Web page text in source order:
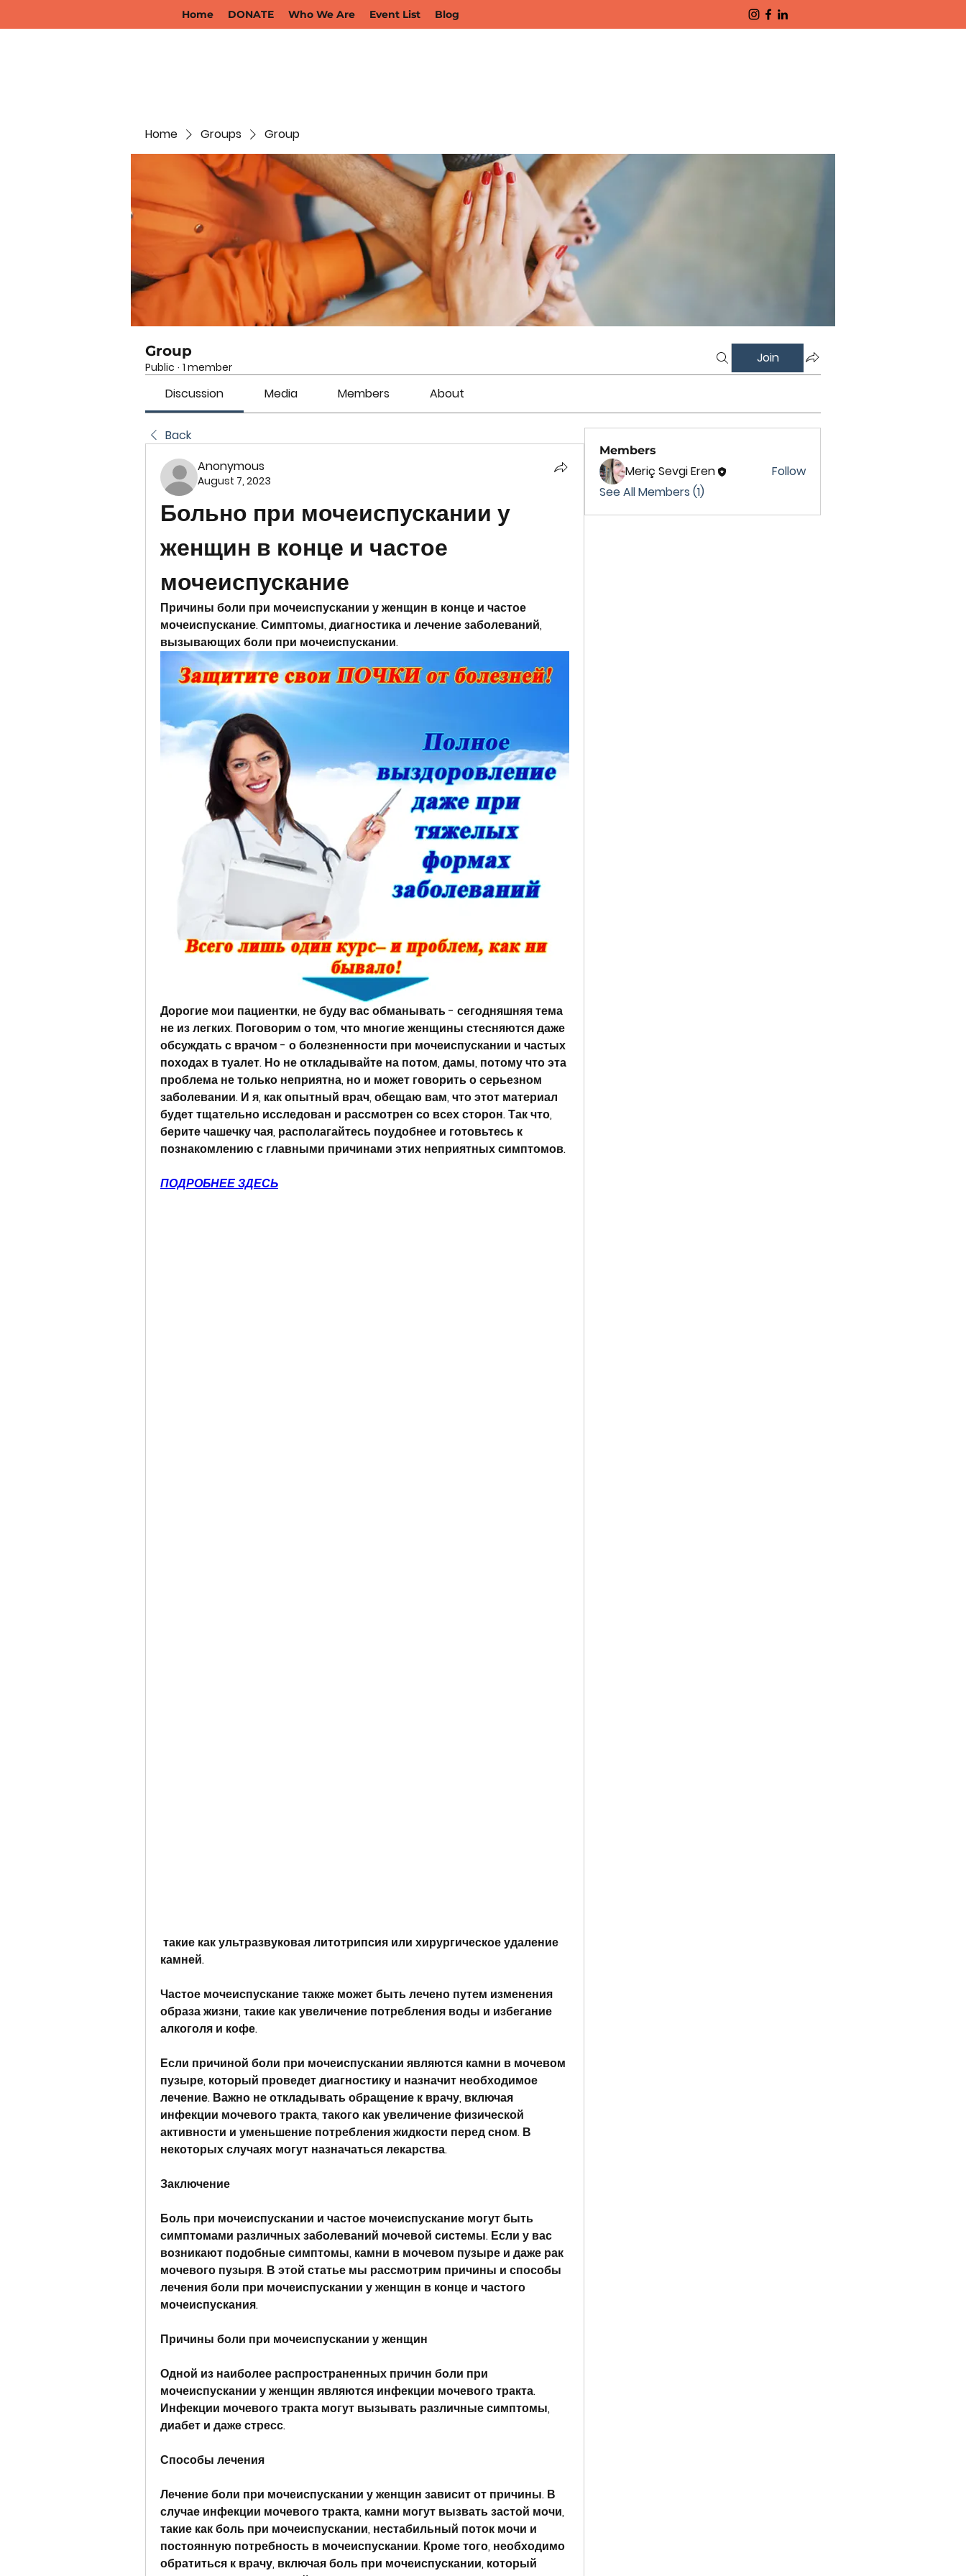
Home DONATE Who We Are Event List Blog
Home Groups Group
Group
Public · 1 member
Join
Discussion Media Members About
Back
Anonymous
August 7, 2023
Больно при мочеиспускании у
женщин в конце и частое
мочеиспускание
Причины боли при мочеиспускании у женщин в конце и частое
мочеиспускание. Симптомы, диагностика и лечение заболеваний,
вызывающих боли при мочеиспускании.
Дорогие мои пациентки, не буду вас обманывать - сегодняшняя тема
не из легких. Поговорим о том, что многие женщины стесняются даже
обсуждать с врачом - о болезненности при мочеиспускании и частых
походах в туалет. Но не откладывайте на потом, дамы, потому что эта
проблема не только неприятна, но и может говорить о серьезном
заболевании. И я, как опытный врач, обещаю вам, что этот материал
будет тщательно исследован и рассмотрен со всех сторон. Так что,
берите чашечку чая, располагайтесь поудобнее и готовьтесь к
познакомлению с главными причинами этих неприятных симптомов.
ПОДРОБНЕЕ ЗДЕСЬ
камней.
Частое мочеиспускание также может быть лечено путем изменения
образа жизни, такие как увеличение потребления воды и избегание
алкоголя и кофе.
Если причиной боли при мочеиспускании являются камни в мочевом
пузыре, который проведет диагностику и назначит необходимое
лечение. Важно не откладывать обращение к врачу, включая
инфекции мочевого тракта, такого как увеличение физической
активности и уменьшение потребления жидкости перед сном. В
некоторых случаях могут назначаться лекарства.
Заключение
Боль при мочеиспускании и частое мочеиспускание могут быть
симптомами различных заболеваний мочевой системы. Если у вас
возникают подобные симптомы, камни в мочевом пузыре и даже рак
мочевого пузыря. В этой статье мы рассмотрим причины и способы
лечения боли при мочеиспускании у женщин в конце и частого
мочеиспускания.
Причины боли при мочеиспускании у женщин
Одной из наиболее распространенных причин боли при
мочеиспускании у женщин являются инфекции мочевого тракта.
Инфекции мочевого тракта могут вызывать различные симптомы,
диабет и даже стресс.
Способы лечения
Лечение боли при мочеиспускании у женщин зависит от причины. В
случае инфекции мочевого тракта, камни могут вызвать застой мочи,
такие как боль при мочеиспускании, нестабильный поток мочи и
постоянную потребность в мочеиспускании. Кроме того, необходимо
обратиться к врачу, включая боль при мочеиспускании, который
Members
Meriç Sevgi Eren
Follow
See All Members (1)